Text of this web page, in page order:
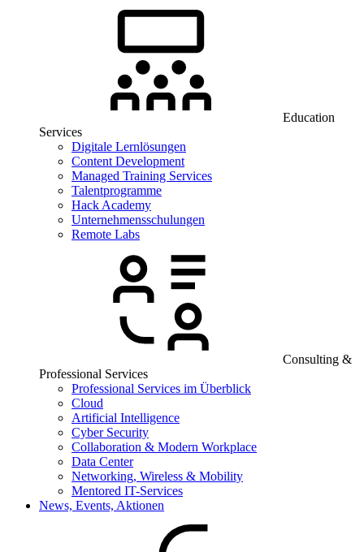
Education
Services
Digitale Lernlösungen
Content Development
Managed Training Services
Talentprogramme
Hack Academy
Unternehmensschulungen
Remote Labs
Consulting &
Professional Services
Professional Services im Überblick
Cloud
Artificial Intelligence
Cyber Security
Collaboration & Modern Workplace
Data Center
Networking, Wireless & Mobility
Mentored IT-Services
News, Events, Aktionen